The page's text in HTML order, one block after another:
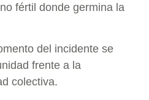
fértil donde germina la
del incidente se
frente a la
colectiva.